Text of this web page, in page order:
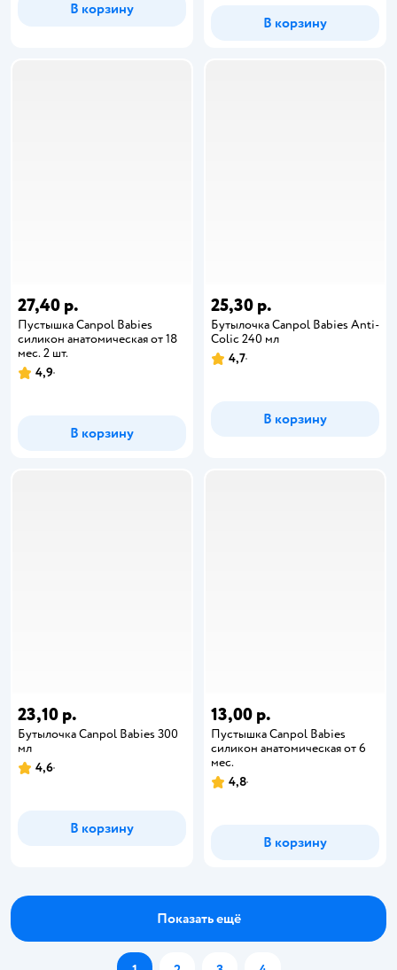
В корзину
В корзину
27,40 р.
Пустышка Canpol Babies
силикон анатомическая от 18
мес. 2 шт.
4,9
В корзину
25,30 р.
Бутылочка Canpol Babies Anti-
Colic 240 мл
4,7
В корзину
23,10 р.
Бутылочка Canpol Babies 300
мл
4,6
В корзину
13,00 р.
Пустышка Canpol Babies
силикон анатомическая от 6
мес.
4,8
В корзину
Показать ещё